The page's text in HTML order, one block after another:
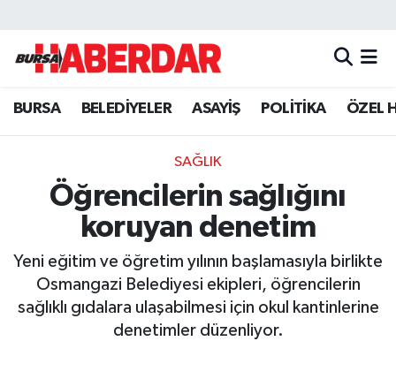
BURSA BELEDİYELER ASAYİŞ POLİTİKA ÖZEL
SAĞLIK
Öğrencilerin sağlığını
koruyan denetim
Yeni eğitim ve öğretim yılının başlamasıyla birlikte
Osmangazi Belediyesi ekipleri, öğrencilerin
sağlıklı gıdalara ulaşabilmesi için okul kantinlerine
denetimler düzenliyor.
Hava Durumu
Trafik Durumu
Süper Lig Puan Durumu ve Fikstür
Tüm Manşetler
Son Dakika Haberleri
Haber Arşivi